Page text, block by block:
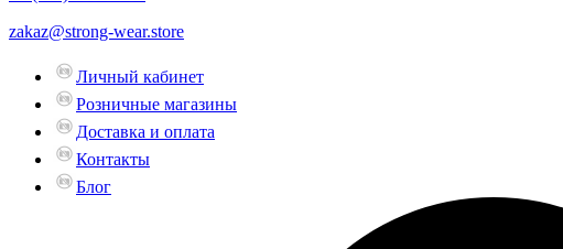
zakaz@strong-wear.store
Личный кабинет
Розничные магазины
Доставка и оплата
Контакты
Блог